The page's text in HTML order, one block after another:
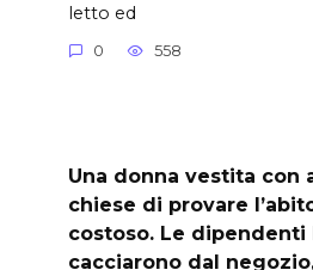
letto ed
0 558
Una donna vestita con
chiese di provare
costoso. Le dipendenti
cacciarono dal